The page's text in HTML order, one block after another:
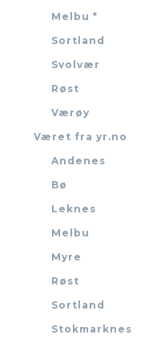
Melbu *
Sortland
Svolvær
Røst
Værøy
Været fra yr.no
Andenes
Bø
Leknes
Melbu
Myre
Røst
Sortland
Stokmarknes